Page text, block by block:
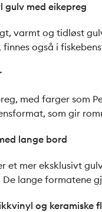
gulv med eikepreg
varmt og tidløst
også i
med farger som
som gir
lange bord
et mer eksklusivt
lange formatene
og keramiske